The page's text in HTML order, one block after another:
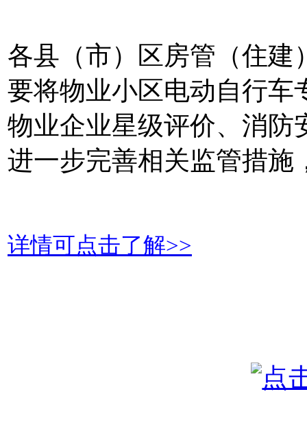
各县（市）区房管（住建
要将物业小区电动自行车
物业企业星级评价、消防
进一步完善相关监管措施
详情可点击了解>>